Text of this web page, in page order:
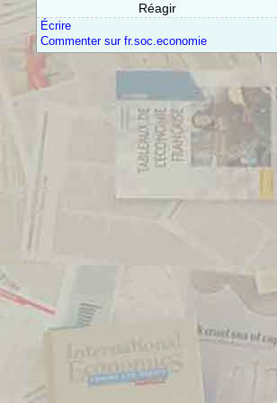
Réagir
Écrire
Commenter sur fr.soc.economie